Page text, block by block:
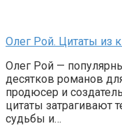
Олег Рой. Цитаты из
Олег Рой —
десятков романов
продюсер и
цитаты затрагивают
судьбы и…